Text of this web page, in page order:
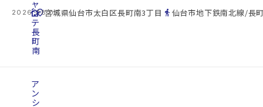
2026.08.07
cottage
ャ
ン
テ
長
町
南
location_on宮城県仙台市太白区長町南3丁目 directions_walk 仙台市地下鉄南北線/長
ア
ン
シ